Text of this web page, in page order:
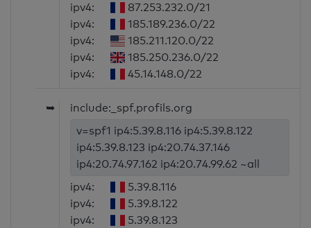
ipv4:
87.253.232.0/21
ipv4:
185.189.236.0/22
ipv4:
185.211.120.0/22
ipv4:
185.250.236.0/22
ipv4:
45.14.148.0/22
➥
include:_spf.profils.org
v=spf1 ip4:5.39.8.116 ip4:5.39.8.122
ip4:5.39.8.123 ip4:20.74.37.146
ip4:20.74.97.162 ip4:20.74.99.62 ~all
ipv4:
5.39.8.116
ipv4:
5.39.8.122
ipv4:
5.39.8.123